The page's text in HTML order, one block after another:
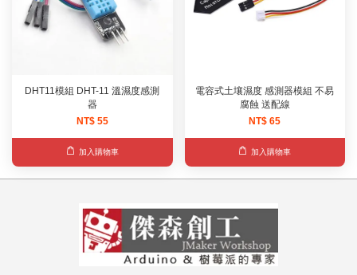
DHT11模組 DHT-11 溫濕度感測
器
NT$ 55
加入購物車
電容式土壤濕度 感測器模組 不易
腐蝕 送配線
NT$ 65
加入購物車